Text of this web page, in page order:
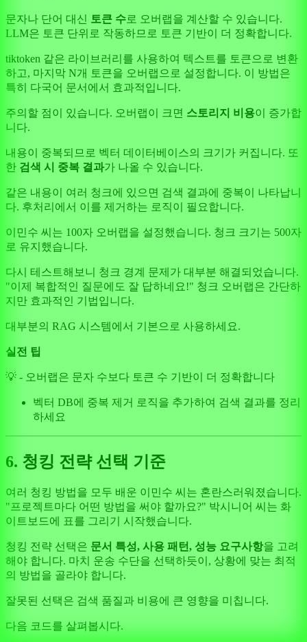
문자나 단어 대신 토큰 수로 오버랩을 계산할 수 있습니다.
LLM은 토큰 단위로 작동하므로 토큰 기반이 더 정확합니다.
tiktoken 같은 라이브러리를 사용하여 텍스트를 토큰으로 변환
하고, 마지막 N개 토큰을 오버랩으로 설정합니다. 이 방법은
특히 다국어 문서에서 효과적입니다.
주의할 점이 있습니다. 오버랩이 크면 스토리지 비용이 증가합
니다.
내용이 중복되므로 벡터 데이터베이스의 크기가 커집니다. 또
한 검색 시 중복 결과가 나올 수 있습니다.
같은 내용이 여러 청크에 있으면 검색 결과에 중복이 나타납니
다. 후처리에서 이를 제거하는 로직이 필요합니다.
이민수 씨는 100자 오버랩을 설정했습니다. 청크 크기는 500자
로 유지했습니다.
다시 테스트해보니 청크 경계 문제가 대부분 해결되었습니다.
"이제 복합적인 질문에도 잘 답하네요!" 청크 오버랩은 간단하
지만 효과적인 기법입니다.
대부분의 RAG 시스템에서 기본으로 사용하세요.
실전 팁
💡 - 오버랩은 문자 수보다 토큰 수 기반이 더 정확합니다
벡터 DB에 중복 제거 로직을 추가하여 검색 결과를 정리
하세요
6. 청킹 전략 선택 기준
여러 청킹 방법을 모두 배운 이민수 씨는 혼란스러워졌습니다.
"프로젝트마다 어떤 방법을 써야 할까요?" 박시니어 씨는 화
이트보드에 표를 그리기 시작했습니다.
청킹 전략 선택은 문서 특성, 사용 패턴, 성능 요구사항을 고려
해야 합니다. 마치 운송 수단을 선택하듯이, 상황에 맞는 최적
의 방법을 골라야 합니다.
잘못된 선택은 검색 품질과 비용에 큰 영향을 미칩니다.
다음 코드를 살펴봅시다.